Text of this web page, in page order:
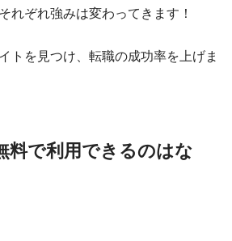
れぞれ強みは変わってきます！
トを見つけ、転職の成功率を上げま
料で利用できるのはな